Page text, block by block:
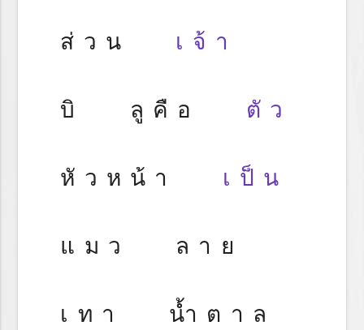
ส่วน เจ้า
บิ ลูคือ ตัว
หัวหน้า เป็น
แมว ลาย
เทา น้ำตาล